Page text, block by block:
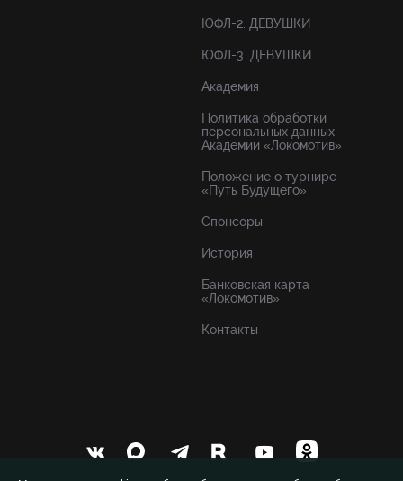
ЮФЛ-2. ДЕВУШКИ
ЮФЛ-3. ДЕВУШКИ
Академия
Политика обработки
персональных данных
Академии «Локомотив»
Положение о турнире
«Путь Будущего»
Спонсоры
История
Банковская карта
«Локомотив»
Контакты